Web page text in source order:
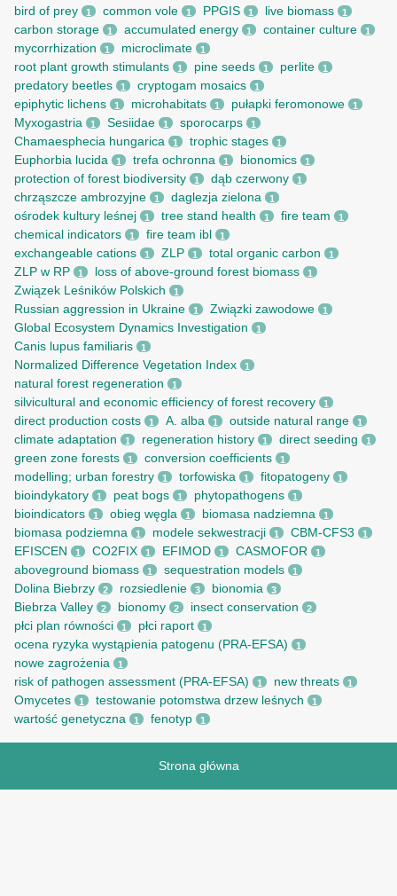
bird of prey 1 common vole 1 PPGIS 1 live biomass 1
carbon storage 1 accumulated energy 1 container culture 1
mycorrhization 1 microclimate 1
root рlant growth stimulants 1 pine seeds 1 perlite 1
predatory beetles 1 cryptogam mosaics 1
epiphytic lichens 1 microhabitats 1 pułapki feromonowe 1
Myxogastria 1 Sesiidae 1 sporocarps 1
Chamaesphecia hungarica 1 trophic stages 1
Euphorbia lucida 1 trefa ochronna 1 bionomics 1
protection of forest biodiversity 1 dąb czerwony 1
chrząszcze ambrozyjne 1 daglezja zielona 1
ośrodek kultury leśnej 1 tree stand health 1 fire team 1
chemical indicators 1 fire team ibl 1
exchangeable cations 1 ZLP 1 total organic carbon 1
ZLP w RP 1 loss of above-ground forest biomass 1
Związek Leśników Polskich 1
Russian aggression in Ukraine 1 Związki zawodowe 1
Global Ecosystem Dynamics Investigation 1
Canis lupus familiaris 1
Normalized Difference Vegetation Index 1
natural forest regeneration 1
silvicultural and economic efficiency of forest recovery 1
direct production costs 1 A. alba 1 outside natural range 1
climate adaptation 1 regeneration history 1 direct seeding 1
green zone forests 1 conversion coefficients 1
modelling; urban forestry 1 torfowiska 1 fitopatogeny 1
bioindykatory 1 peat bogs 1 phytopathogens 1
bioindicators 1 obieg węgla 1 biomasa nadziemna 1
biomasa podziemna 1 modele sekwestracji 1 CBM-CFS3 1
EFISCEN 1 CO2FIX 1 EFIMOD 1 CASMOFOR 1
aboveground biomass 1 sequestration models 1
Dolina Biebrzy 2 rozsiedlenie 3 bionomia 3
Biebrza Valley 2 bionomy 2 insect conservation 2
płci plan równości 1 płci raport 1
ocena ryzyka wystąpienia patogenu (PRA-EFSA) 1
nowe zagrożenia 1
risk of pathogen assessment (PRA-EFSA) 1 new threats 1
Omycetes 1 testowanie potomstwa drzew leśnych 1
wartość genetyczna 1 fenotyp 1
Strona główna